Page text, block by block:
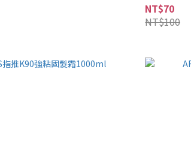
NT$70
NT$100